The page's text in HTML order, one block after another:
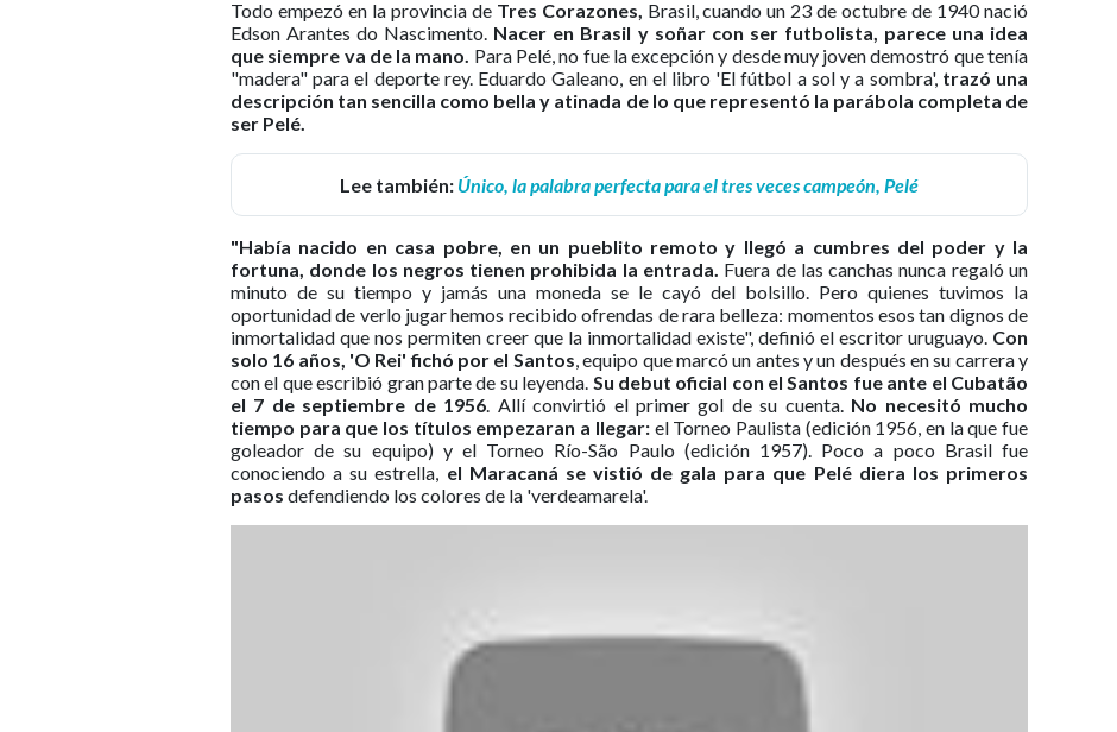
Todo empezó en la provincia de Tres Corazones, Brasil, cuando un 23 de octubre de 1940 nació
Edson Arantes do Nascimento. Nacer en Brasil y soñar con ser futbolista, parece una idea
que siempre va de la mano. Para Pelé, no fue la excepción y desde muy joven demostró que tenía
"madera" para el deporte rey. Eduardo Galeano, en el libro 'El fútbol a sol y a sombra', trazó una
descripción tan sencilla como bella y atinada de lo que representó la parábola completa de
ser Pelé.
Lee también: Único, la palabra perfecta para el tres veces campeón, Pelé
"Había nacido en casa pobre, en un pueblito remoto y llegó a cumbres del poder y la
fortuna, donde los negros tienen prohibida la entrada. Fuera de las canchas nunca regaló un
minuto de su tiempo y jamás una moneda se le cayó del bolsillo. Pero quienes tuvimos la
oportunidad de verlo jugar hemos recibido ofrendas de rara belleza: momentos esos tan dignos de
inmortalidad que nos permiten creer que la inmortalidad existe", definió el escritor uruguayo. Con
solo 16 años, 'O Rei' fichó por el Santos, equipo que marcó un antes y un después en su carrera y
con el que escribió gran parte de su leyenda. Su debut oficial con el Santos fue ante el Cubatão
el 7 de septiembre de 1956. Allí convirtió el primer gol de su cuenta. No necesitó mucho
tiempo para que los títulos empezaran a llegar:el Torneo Paulista (edición 1956, en la que fue
goleador de su equipo) y el Torneo Río-São Paulo (edición 1957). Poco a poco Brasil fue
conociendo a su estrella, el Maracaná se vistió de gala para que Pelé diera los primeros
pasos defendiendo los colores de la 'verdeamarela'.